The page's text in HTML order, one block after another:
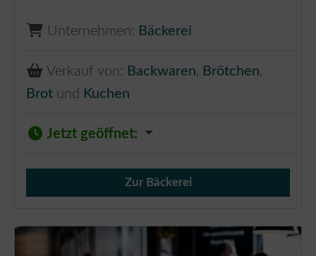
Unternehmen: Bäckerei
Verkauf von: Backwaren, Brötchen,
Brot und Kuchen
Jetzt geöffnet:
Verkauf von Brötchen,
Zur Bäckerei